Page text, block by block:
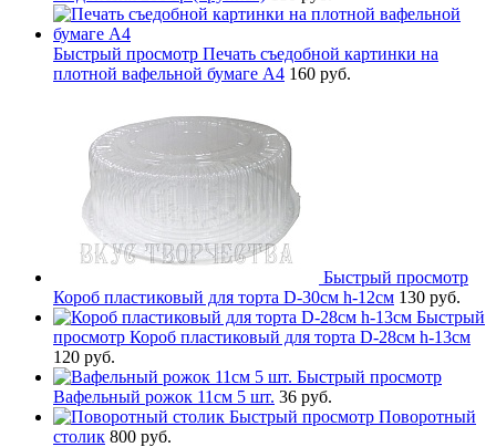
Быстрый просмотр Печать съедобной картинки на
плотной вафельной бумаге А4 160 руб.
Быстрый просмотр
Короб пластиковый для торта D-30см h-12см 130 руб.
Быстрый
просмотр Короб пластиковый для торта D-28см h-13см
120 руб.
Быстрый просмотр
Вафельный рожок 11см 5 шт. 36 руб.
Быстрый просмотр Поворотный
столик 800 руб.